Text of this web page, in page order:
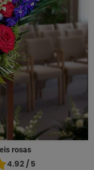
rosas
4.92 / 5